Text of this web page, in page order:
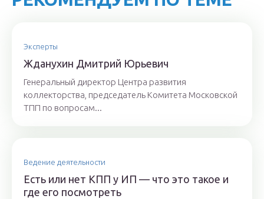
Эксперты
Ждaнyхин Дмитpий Юрьeвич
Генеральный директор Центра развития
коллекторства, председатель Комитета Московской
ТПП по вопросам...
Ведение деятельности
Есть или нет КПП у ИП — что это такое и
где его посмотреть